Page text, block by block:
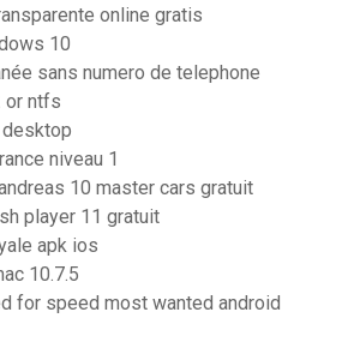
online gratis
10
sans numero de telephone
or ntfs
niveau 1
10 master cars gratuit
player 11 gratuit
apk ios
10.7.5
for speed most wanted android